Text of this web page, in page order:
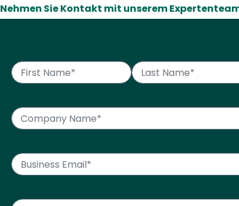
Nehmen Sie Kontakt mit unserem